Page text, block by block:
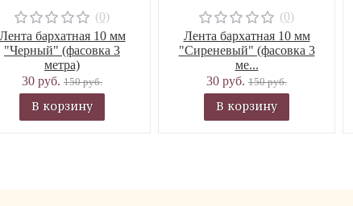
(0)
Лента бархатная 10 мм
"Черный" (фасовка 3
метра)
30 руб. 150 руб.
В корзину
(0)
Лента бархатная 10 мм
"Сиреневый" (фасовка 3
ме...
30 руб. 150 руб.
В корзину